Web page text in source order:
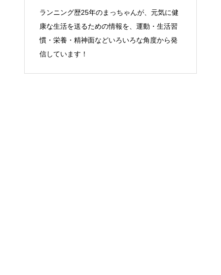
ランニング歴25年のまっちゃんが、元気に健
康な生活を送るための情報を、運動・生活習
慣・栄養・精神面などいろいろな角度から発
信しています！